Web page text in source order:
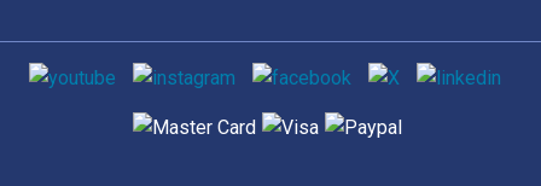
Medios de comunicación social
Métodos de pago admitidos